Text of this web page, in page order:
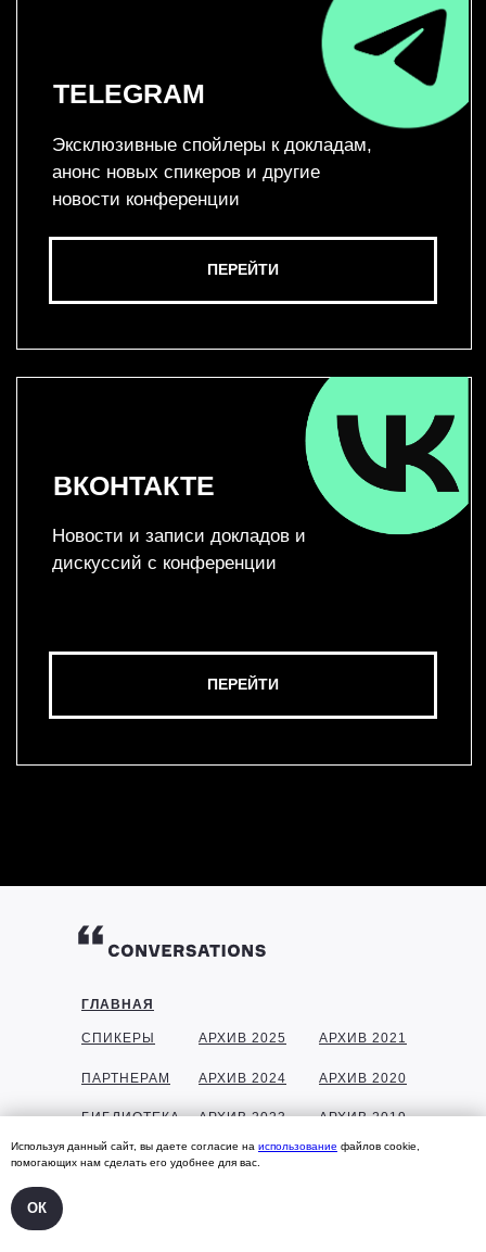
Используя данный сайт, вы даете согласие на использование файлов cookie,
помогающих нам сделать его удобнее для вас.
ОК
ГЛАВНАЯ
СПИКЕРЫ
ПАРТНЕРАМ
БИБЛИОТЕКА
ГАЛЕРЕЯ
АРХИВ 2025
АРХИВ 2024
АРХИВ 2023
АРХИВ 2022
АРХИВ 2021
АРХИВ 2020
АРХИВ 2019
АРХИВ 2018